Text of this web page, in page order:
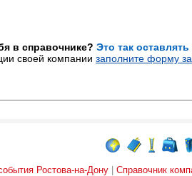
в справочнике? Это так
своей компании заполните форму
Ростова-на-Дону
Справочник